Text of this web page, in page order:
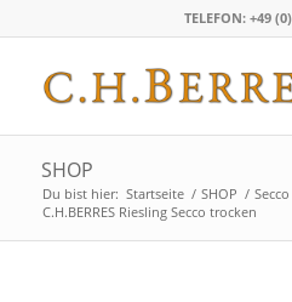
TELEFON: +49
SHOP
Du bist hier: Startseite / SHOP / Secco
C.H.BERRES Riesling Secco trocken